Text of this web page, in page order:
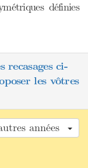
définies
recasages ci-
les vôtres
années